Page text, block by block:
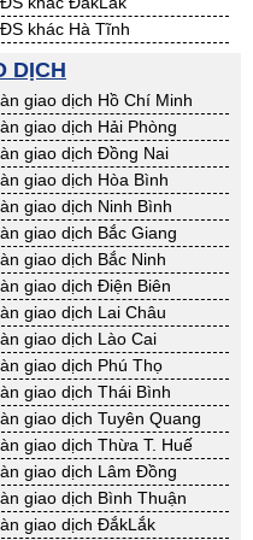
khác Hà Tĩnh
khác Phú Yên
khác Quảng Nam
khác Bà Rịa - VT
khác An Giang
khác Bến Tre
khác Cà Mau
khác Hậu Giang
khác Long An
khác Tây Ninh
khác Trà Vinh
khác Hải Dương
khác Quảng Ninh
DỊCH
giao dịch Hồ Chí Minh
giao dịch Hải Phòng
giao dịch Đồng Nai
giao dịch Hòa Bình
giao dịch Ninh Bình
giao dịch Bắc Giang
giao dịch Bắc Ninh
giao dịch Điện Biên
giao dịch Lai Châu
giao dịch Lào Cai
giao dịch Phú Thọ
giao dịch Thái Bình
giao dịch Tuyên Quang
giao dịch Thừa T. Huế
giao dịch Lâm Đồng
giao dịch Bình Thuận
giao dịch ĐắkLắk